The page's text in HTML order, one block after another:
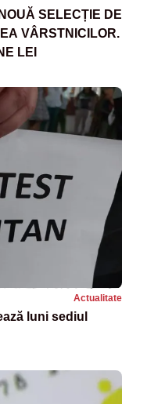
SELECȚIE DE
VÂRSTNICILOR.
LEI
Actualitate
luni sediul